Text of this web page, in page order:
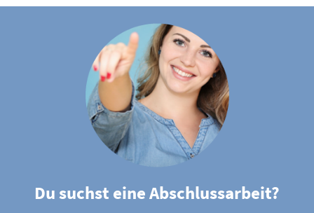
Du suchst eine Abschlussarbeit?